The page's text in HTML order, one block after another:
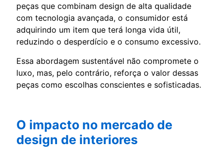
peças que combinam design de alta qualidade
com tecnologia avançada, o consumidor está
adquirindo um item que terá longa vida útil,
reduzindo o desperdício e o consumo excessivo.
Essa abordagem sustentável não compromete o
luxo, mas, pelo contrário, reforça o valor dessas
peças como escolhas conscientes e sofisticadas.
O impacto no mercado de
design de interiores